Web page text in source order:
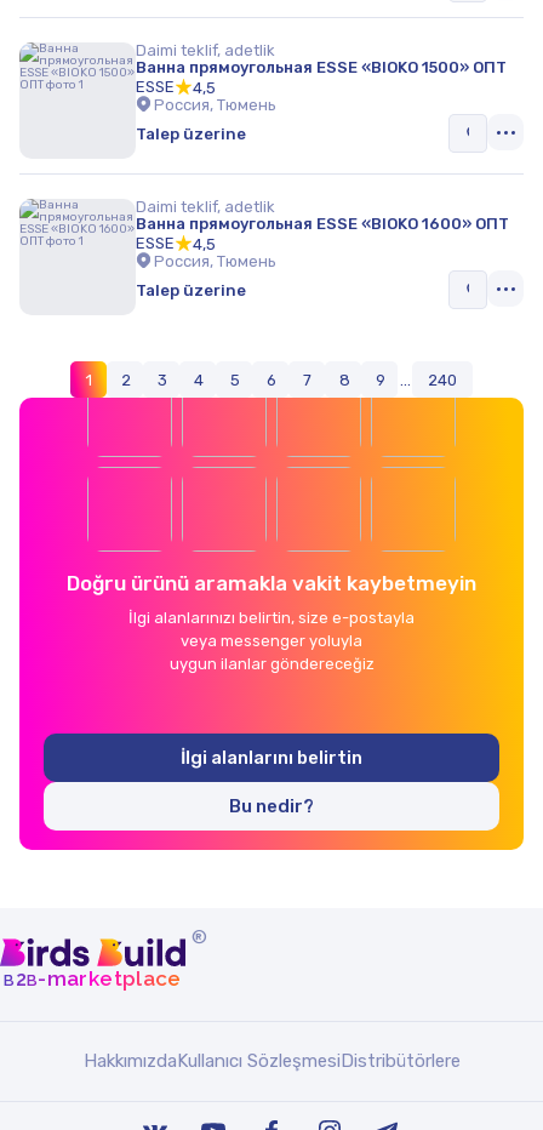
Daimi teklif, adetlik
Ванна прямоугольная ESSE «BIOKO 1500» ОПТ
ESSE
4,5
Россия, Тюмень
Talep üzerine
Daimi teklif, adetlik
Ванна прямоугольная ESSE «BIOKO 1600» ОПТ
ESSE
4,5
Россия, Тюмень
Talep üzerine
1 2 3 4 5 6 7 8 9 240
Doğru ürünü aramakla vakit kaybetmeyin
İlgi alanlarınızı belirtin, size e-postayla
veya messenger yoluyla
uygun ilanlar göndereceğiz
İlgi alanlarını belirtin
Bu nedir?
®
b2b-marketplace
HakkımızdaKullanıcı SözleşmesiDistribütörlere